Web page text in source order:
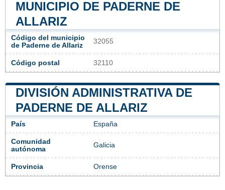
MUNICIPIO DE PADERNE DE
ALLARIZ
Código del municipio
de Paderne de Allariz
32055
Código postal 32110
DIVISIÓN ADMINISTRATIVA DE
PADERNE DE ALLARIZ
País España
Comunidad
autónoma
Galicia
Provincia Orense